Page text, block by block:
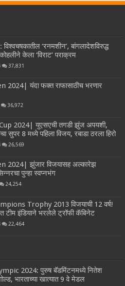
‘रनमशीन’, बांगलादेशविरुद्ध
केला ‘विराट’ पराक्रम
37,831
2024| यंदा फक्त राफासाठीच भरणार
36,972
2024| युएसएची तगडी झुंज अपयशी,
सुपर 8 मध्ये पहिला विजय, रबाडा ठरला हिरो
26,569
2024| झुंजार विजयासह अल्कारेझ
पुन्हा स्वप्नभंग
24,254
Trophy 2013 विजयाची 12 वर्ष!
टीम इंडियाने भरलेले ट्रॉफी कॅबिनेट
22,464
2024: पुरुष बॅडमिंटनमध्ये नितेश
भारताच्या खात्यात 9 वे मेडल